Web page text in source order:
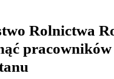
Rolnictwa
pracowników